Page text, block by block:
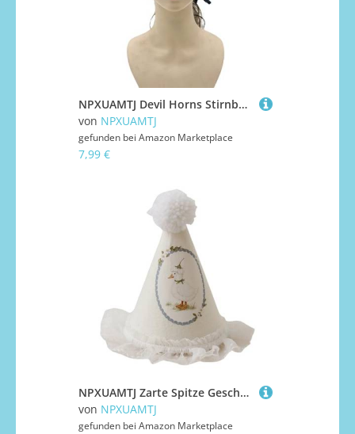
NPXUAMTJ Devil Horns Stirnband Halloween Cosplay Kostüm Accessoires Party Dressing Kopfspeise Haarzubehör Für Frauen Männer Teufel Hörner Stirnband
von NPXUAMTJ
gefunden bei Amazon Marketplace
7,99 €
NPXUAMTJ Zarte Spitze Geschnittene Entlein/Blumenpartyhut Mit Gummiband Und Ball Für Partys Weiße Entengeburtstagsfeier
von NPXUAMTJ
gefunden bei Amazon Marketplace